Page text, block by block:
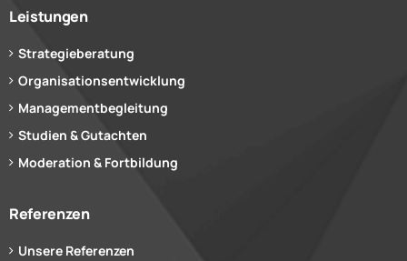
Leistungen
Strategieberatung
Organisationsentwicklung
Managementbegleitung
Studien & Gutachten
Moderation & Fortbildung
Referenzen
Unsere Referenzen